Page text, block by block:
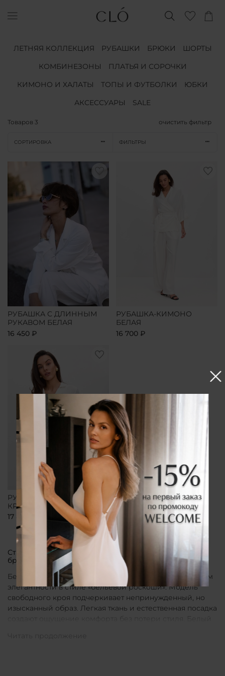
ЛЕТНЯЯ КОЛЛЕКЦИЯ РУБАШКИ БРЮКИ
ШОРТЫ
КОМБИНЕЗОНЫ
ПЛАТЬЯ И СОРОЧКИ
КИМОНО И ХАЛАТЫ
ТОПЫ И ФУТБОЛКИ
ЮБКИ
АКСЕССУАРЫ
SALE
Товаров 3 очистить фильтр
СОРТИРОВКА ФИЛЬТРЫ
РУБАШКА С ДЛИННЫМ
РУКАВОМ БЕЛАЯ
16 450 ₽
РУБАШКА-КИМОНО
БЕЛАЯ
16 700 ₽
РУБАШКА СВОБОДНОГО
КРОЯ БЕЛАЯ
17 800 ₽
Стильные рубашки в актуальном белом цвете от
бренда CLÓ
Белые рубашки от бренда CLÓ являются воплощением
элегантности в стиле «бельевой роскоши». Модель
свободного кроя подчеркивает непринужденный, но
изысканный образ. Легкая ткань и естественная посадка
создают ощущение комфорта без потери стиля. Белый